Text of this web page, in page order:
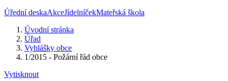
Úřední deskaAkceJídelníčekMateřská škola
Úvodní stránka
Úřad
Vyhlášky obce
1/2015 - Požární řád obce
Vytisknout